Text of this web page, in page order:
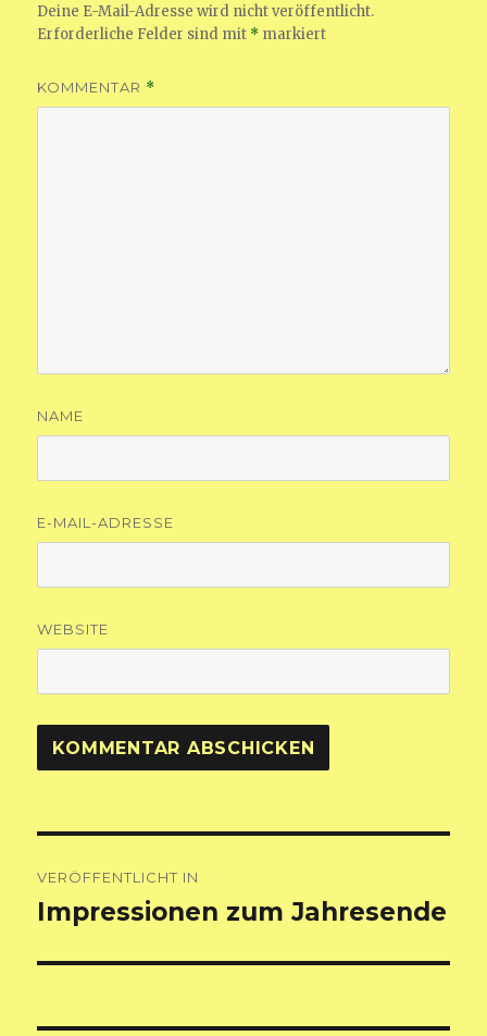
Deine E-Mail-Adresse wird nicht veröffentlicht.
Erforderliche Felder sind mit * markiert
KOMMENTAR *
NAME
E-MAIL-ADRESSE
WEBSITE
VERÖFFENTLICHT IN
Impressionen zum Jahresende